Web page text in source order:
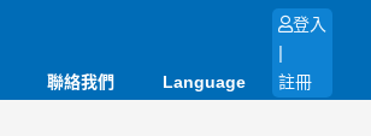
聯絡我們 Language
登入
|
註冊